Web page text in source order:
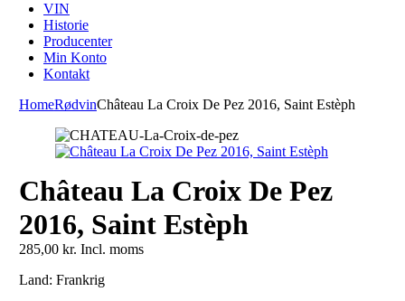
VIN
Historie
Producenter
Min Konto
Kontakt
HomeRødvinChâteau La Croix De Pez 2016, Saint Estèph
Château La Croix De Pez
2016, Saint Estèph
285,00 kr. Incl. moms
Land: Frankrig